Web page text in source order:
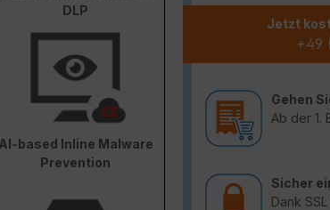
Jetzt
+49
Gehen
Ab der 1.
Sicher
Dank
DLP
AI-based Inline Malware
Prevention